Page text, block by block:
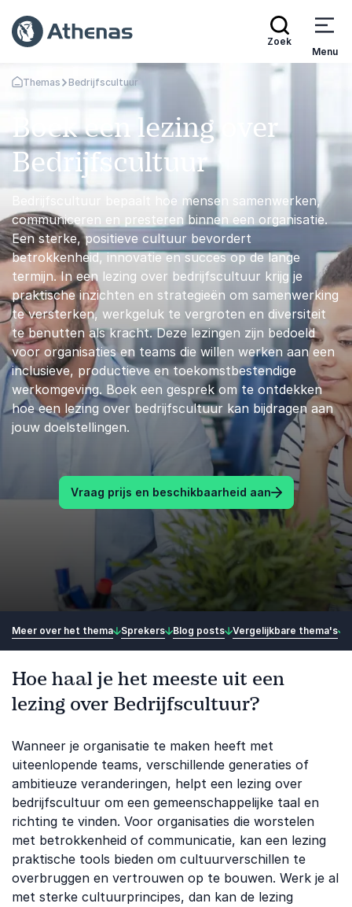
Zoek
Menu
Terug naar de startpagina
Themas Bedrijfscultuur
Boek een lezing over
Bedrijfscultuur
Bedrijfscultuur bepaalt hoe mensen samenwerken,
communiceren en presteren binnen een organisatie.
Een sterke, positieve cultuur bevordert
betrokkenheid, innovatie en succes op de lange
termijn. In een lezing over bedrijfscultuur krijg je
praktische inzichten en strategieën om samenwerking
te versterken, werkgeluk te vergroten en diversiteit
te benutten als kracht. Deze lezingen zijn bedoeld
voor organisaties en teams die willen werken aan een
inclusieve, productieve en toekomstbestendige
werkomgeving. Boek een gesprek om te ontdekken
hoe een lezing over bedrijfscultuur kan bijdragen aan
jouw doelstellingen.
Vraag prijs en beschikbaarheid aan
Meer over het thema Sprekers Blog posts Vergelijkbare thema's
Hoe haal je het meeste uit een
lezing over Bedrijfscultuur?
Wanneer je organisatie te maken heeft met
uiteenlopende teams, verschillende generaties of
ambitieuze veranderingen, helpt een lezing over
bedrijfscultuur om een gemeenschappelijke taal en
richting te vinden. Voor organisaties die worstelen
met betrokkenheid of communicatie, kan een lezing
praktische tools bieden om cultuurverschillen te
overbruggen en vertrouwen op te bouwen. Werk je al
met sterke cultuurprincipes, dan kan de lezing